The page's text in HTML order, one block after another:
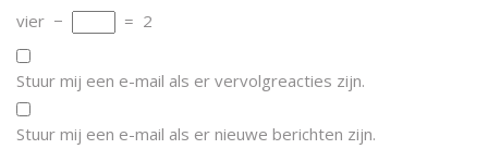
vier − = 2
Stuur mij een e-mail als er vervolgreacties zijn.
Stuur mij een e-mail als er nieuwe berichten zijn.